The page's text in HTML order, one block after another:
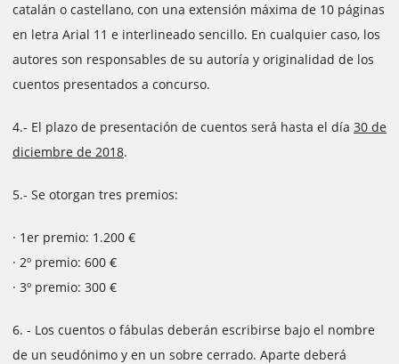
catalán o castellano, con una extensión máxima de 10 páginas
en letra Arial 11 e interlineado sencillo. En cualquier caso, los
autores son responsables de su autoría y originalidad de los
cuentos presentados a concurso.
4.- El plazo de presentación de cuentos será hasta el día 30 de
diciembre de 2018.
5.- Se otorgan tres premios:
· 1er premio: 1.200 €
· 2º premio: 600 €
· 3º premio: 300 €
6. - Los cuentos o fábulas deberán escribirse bajo el nombre
de un seudónimo y en un sobre cerrado. Aparte deberá